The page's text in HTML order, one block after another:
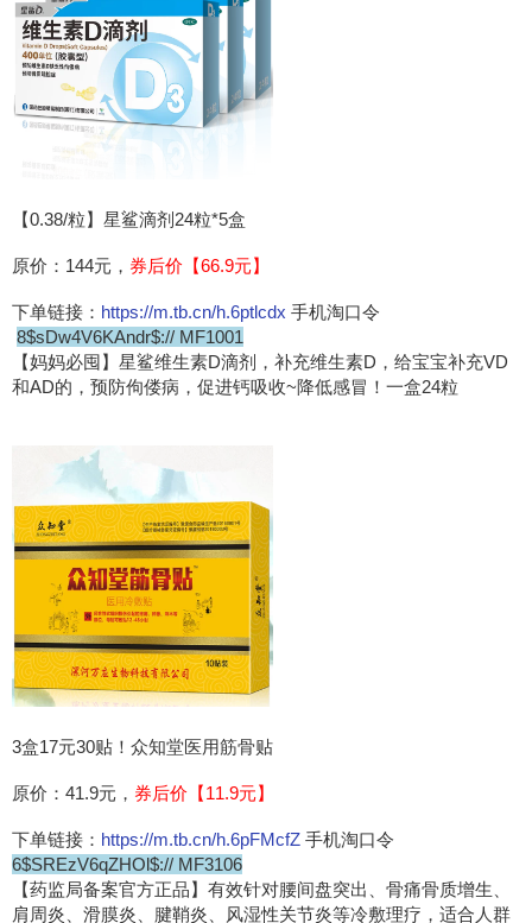
【0.38/粒】星鲨滴剂24粒*5盒
原价：144元， 券后价【66.9元】
下单链接： https://m.tb.cn/h.6ptlcdx 手机淘口令
8$sDw4V6KAndr$:// MF1001
【妈妈必囤】星鲨维生素D滴剂，补充维生素D，给宝宝补充VD
和AD的，预防佝偻病，促进钙吸收~降低感冒！一盒24粒
3盒17元30贴！众知堂医用筋骨贴
原价：41.9元， 券后价【11.9元】
下单链接： https://m.tb.cn/h.6pFMcfZ 手机淘口令
6$SREzV6qZHOl$:// MF3106
【药监局备案官方正品】有效针对腰间盘突出、骨痛骨质增生、
肩周炎、滑膜炎、腱鞘炎、风湿性关节炎等冷敷理疗，适合人群